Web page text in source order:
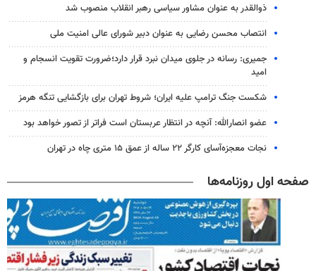
ذوالقدر به عنوان مشاور سیاسی رهبر انقلاب منصوب شد
انتصاب محسن رضایی به عنوان دبیر شورای عالی امنیت ملی
جمیری: رسانه‌ در جلوی میدان نبرد قرار دارد؛ضرورت تقویت انسجام و
امید
شکست جنگ ترامپ علیه ایران؛ شروط تهران برای بازگشایی تنگه هرمز
عضو انصارالله: آنچه در انتظار عربستان است فراتر از تصور خواهد بود
نجات معجزه‌آسای کارگر ۲۲ ساله از عمق ۱۵ متری چاه در تهران
صفحه اول روزنامه‌ها